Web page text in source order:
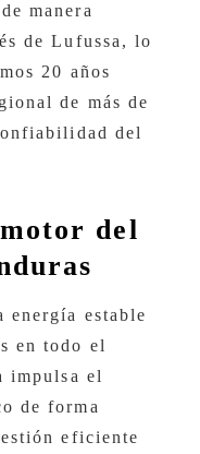
manera
de Lufussa, lo
20 años
de más de
del
del
energía estable
en todo el
impulsa el
de forma
eficiente